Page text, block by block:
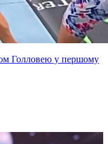
Голловею у першому